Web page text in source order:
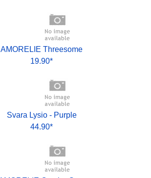
AMORELIE Threesome
19.90*
Svara Lysio - Purple
44.90*